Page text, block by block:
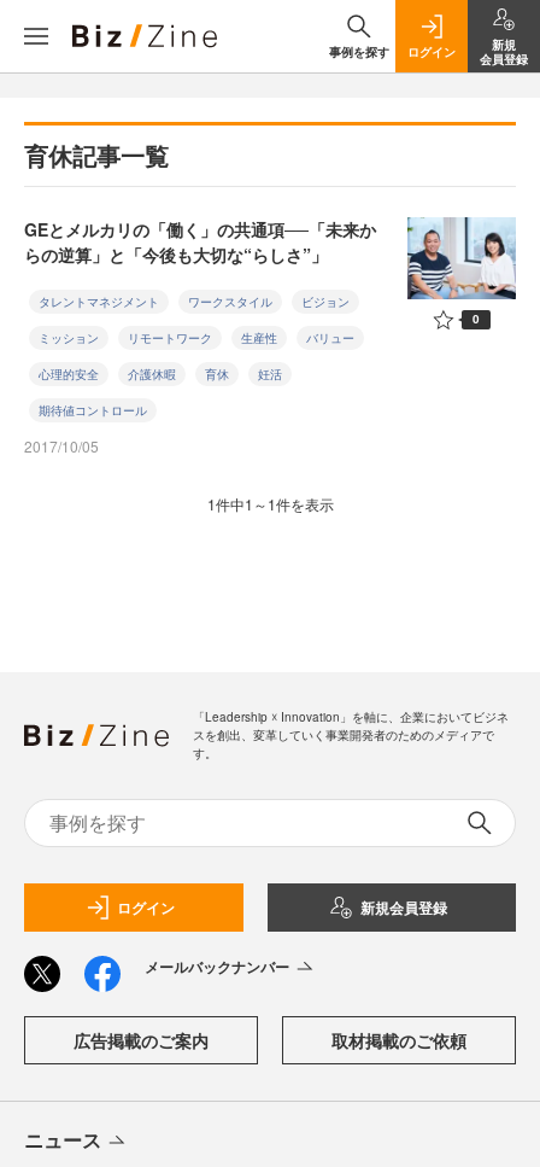
事例を探す ログイン
新規
会員登録
育休記事一覧
GEとメルカリの「働く」の共通項──「未来か
らの逆算」と「今後も大切な“らしさ”」
タレントマネジメント ワークスタイル ビジョン
ミッション リモートワーク 生産性 バリュー
心理的安全 介護休暇 育休 妊活
期待値コントロール
2017/10/05
0
1件中1～1件を表示
「Leadership ☓ Innovation」を軸に、企業においてビジネ
スを創出、変革していく事業開発者のためのメディアで
す。
ログイン 新規会員登録
メールバックナンバー
広告掲載のご案内 取材掲載のご依頼
ニュース